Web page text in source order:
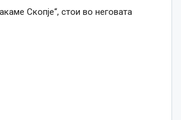
Скопје“, стои во неговата